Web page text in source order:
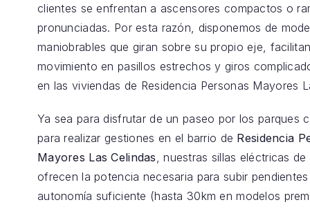
clientes se enfrentan a ascensores compactos o
pronunciadas. Por esta razón, disponemos de
maniobrables que giran sobre su propio eje,
movimiento en pasillos estrechos y giros
en las viviendas de Residencia Personas Mayores
Ya sea para disfrutar de un paseo por los parques
para realizar gestiones en el barrio de Residencia
Mayores Las Celindas , nuestras sillas eléctricas de
ofrecen la potencia necesaria para subir
autonomía suficiente (hasta 30km en modelos